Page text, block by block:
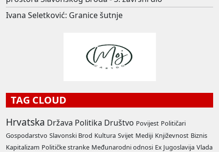
Ivana Seletković: Granice šutnje
TAG CLOUD
Hrvatska Država Politika Društvo Povijest Političari
Gospodarstvo Slavonski Brod Kultura Svijet Mediji Književnost Biznis
Kapitalizam Političke stranke Međunarodni odnosi Ex Jugoslavija Vlada